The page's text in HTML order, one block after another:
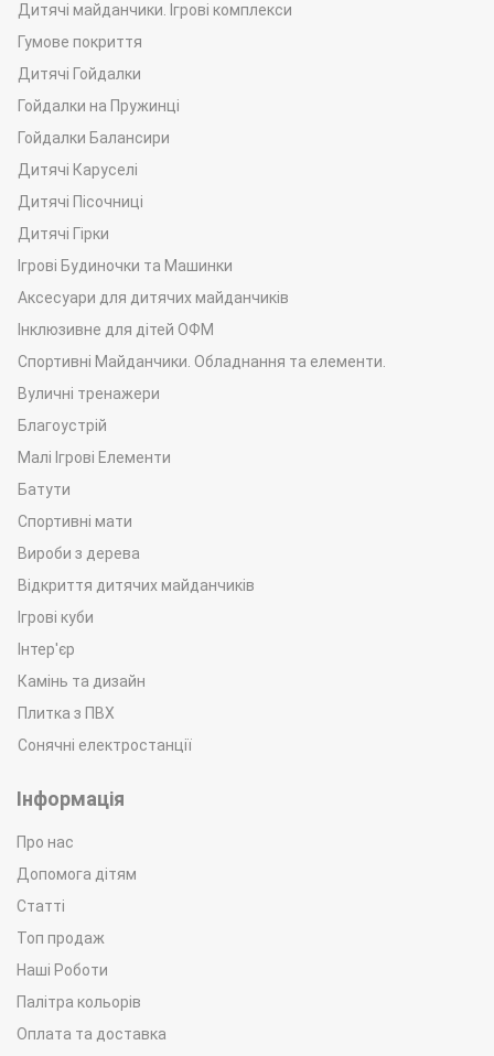
Дитячі майданчики. Ігрові комплекси
Гумове покриття
Дитячі Гойдалки
Гойдалки на Пружинці
Гойдалки Балансири
Дитячі Каруселі
Дитячі Пісочниці
Дитячі Гірки
Ігрові Будиночки та Машинки
Аксесуари для дитячих майданчиків
Інклюзивне для дітей ОФМ
Спортивні Майданчики. Обладнання та елементи.
Вуличні тренажери
Благоустрій
Малі Ігрові Елементи
Батути
Спортивні мати
Вироби з дерева
Відкриття дитячих майданчиків
Ігрові куби
Інтер'єр
Камінь та дизайн
Плитка з ПВХ
Сонячні електростанції
Інформація
Про нас
Допомога дітям
Статті
Топ продаж
Наші Роботи
Палітра кольорів
Оплата та доставка